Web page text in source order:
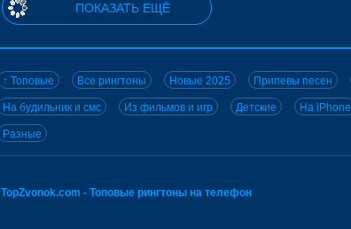
ПОКАЗАТЬ ЕЩЁ
↑ Топовые Все рингтоны Новые 2025 Припевы песен
На будильник и смс Из фильмов и игр Детские На iPhone
Разные
TopZvonok.com - Топовые рингтоны на телефон